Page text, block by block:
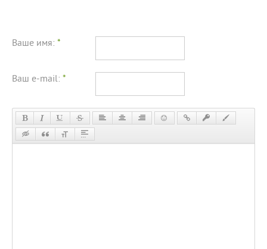
Ваше имя: *
Ваш e-mail: *